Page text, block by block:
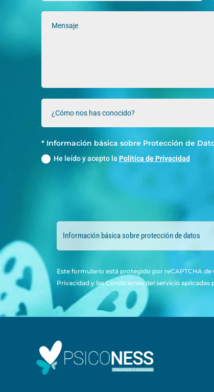
* Información básica sobre Protección de
He leído y acepto la Política de Privacidad
Información básica sobre protección de datos
Este formulario está protegido por reCAPTCHA
Privacidad y lasCondiciones del servicio aplicadas